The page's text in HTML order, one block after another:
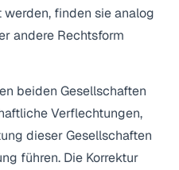
finden sie analog
andere Rechtsform
beiden Gesellschaften
Verflechtungen,
dieser Gesellschaften
führen. Die Korrektur